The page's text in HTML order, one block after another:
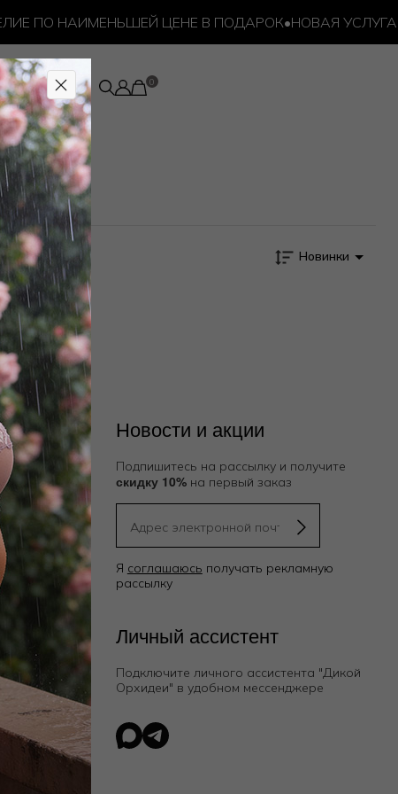
ПО НАИМЕНЬШЕЙ ЦЕНЕ В ПОДАРОК•НОВАЯ УСЛУГА
Новинки
Новости и акции
Подпишитесь на рассылку и получите
скидку 10%на первый заказ
Я соглашаюсь получать рекламную
рассылку
Личный ассистент
Подключите личного ассистента "Дикой
Орхидеи" в удобном мессенджере